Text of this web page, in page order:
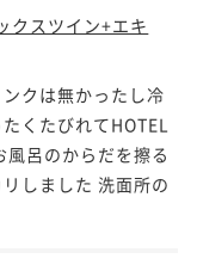
スツイン+エキ
クは無かったし冷
くたびれてHOTEL
呂のからだを擦る
しました 洗面所の